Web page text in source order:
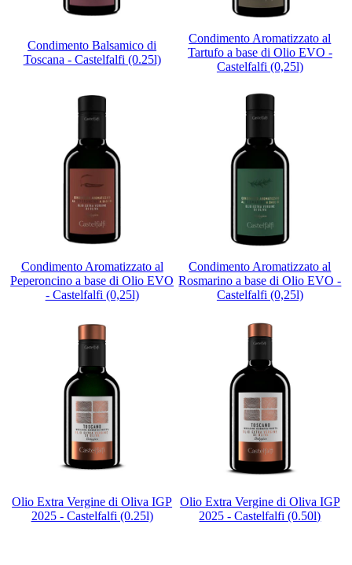
Condimento Balsamico di
Toscana - Castelfalfi (0.25l)
Condimento Aromatizzato al
Tartufo a base di Olio EVO -
Castelfalfi (0,25l)
Condimento Aromatizzato al
Peperoncino a base di Olio EVO
- Castelfalfi (0,25l)
Condimento Aromatizzato al
Rosmarino a base di Olio EVO -
Castelfalfi (0,25l)
Olio Extra Vergine di Oliva IGP
2025 - Castelfalfi (0.25l)
Olio Extra Vergine di Oliva IGP
2025 - Castelfalfi (0.50l)